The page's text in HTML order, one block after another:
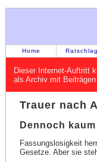
Home Ratschlag
Dieser Internet-Auftritt
als Archiv mit
Trauer nach
Dennoch
Fassungslosigkeit
Gesetze. Aber sie